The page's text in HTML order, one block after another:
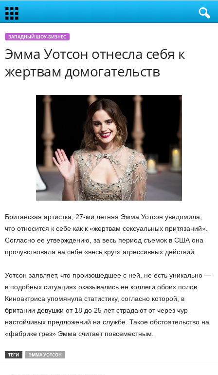
ЗАПАДНЫЙ ШОУ-БИЗНЕС
Эмма Уотсон отнесла себя к
жертвам домогательств
Британская артистка, 27-ми летняя Эмма Уотсон уведомила,
что относится к себе как к «жертвам сексуальных притязаний».
Согласно ее утверждению, за весь период съемок в США она
прочувствовала на себе «весь круг» агрессивных действий.
Уотсон заявляет, что произошедшее с ней, не есть уникально —
в подобных ситуациях оказывались ее коллеги обоих полов.
Киноактриса упомянула статистику, согласно которой, в
британии девушки от 18 до 25 лет страдают от через чур
настойчивых предложений на службе. Такое обстоятельство на
«фабрике грез» Эмма считает повсеместным.
ТЕГИ ЭММА УОТСОН